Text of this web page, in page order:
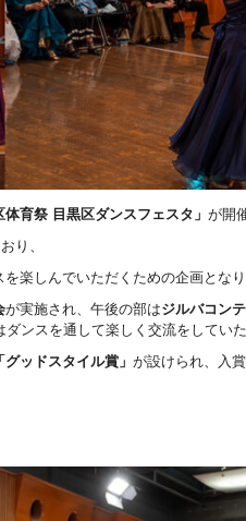
体育祭 目黒区ダンスフェスタ」 が開
り、
楽しんでいただくための企画となり
が実施され、午後の部はジルバコン
ダンスを通して楽しく交流をしてい
「グッドスタイル賞」 が設けられ、入